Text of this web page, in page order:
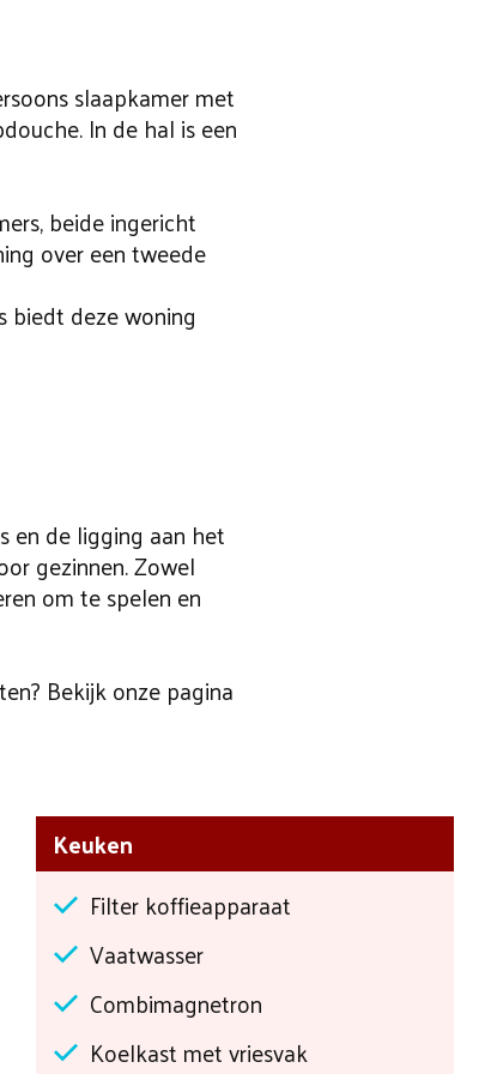
slaapkamer met
In de hal is een
beide ingericht
over een tweede
biedt deze woning
en de ligging aan het
gezinnen. Zowel
om te spelen en
Bekijk onze pagina
Keuken
Filter koffieapparaat
Vaatwasser
Combimagnetron
Koelkast met vriesvak